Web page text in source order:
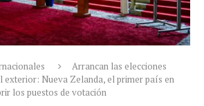
Arrancan las elecciones
exterior: Nueva Zelanda, el primer país en
los puestos de votación